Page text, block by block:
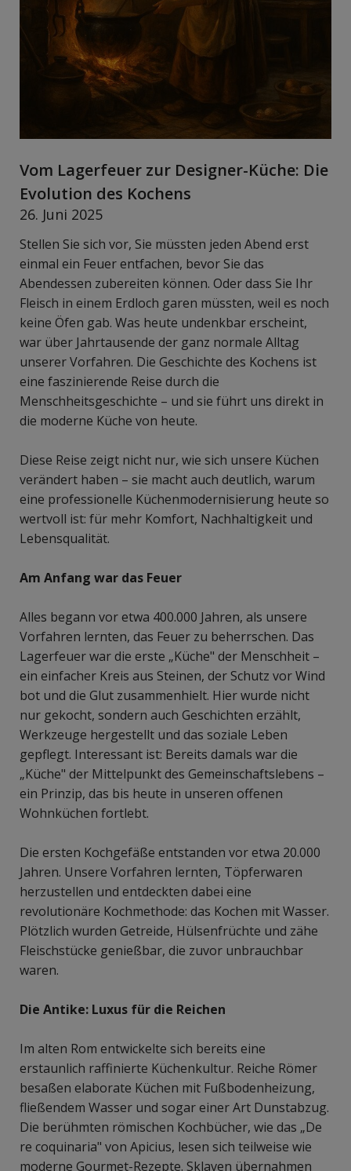
Vom Lagerfeuer zur Designer-Küche: Die
Evolution des Kochens
26. Juni 2025
Stellen Sie sich vor, Sie müssten jeden Abend erst
einmal ein Feuer entfachen, bevor Sie das
Abendessen zubereiten können. Oder dass Sie Ihr
Fleisch in einem Erdloch garen müssten, weil es noch
keine Öfen gab. Was heute undenkbar erscheint,
war über Jahrtausende der ganz normale Alltag
unserer Vorfahren. Die Geschichte des Kochens ist
eine faszinierende Reise durch die
Menschheitsgeschichte – und sie führt uns direkt in
die moderne Küche von heute.
Diese Reise zeigt nicht nur, wie sich unsere Küchen
verändert haben – sie macht auch deutlich, warum
eine professionelle Küchenmodernisierung heute so
wertvoll ist: für mehr Komfort, Nachhaltigkeit und
Lebensqualität.
Am Anfang war das Feuer
Alles begann vor etwa 400.000 Jahren, als unsere
Vorfahren lernten, das Feuer zu beherrschen. Das
Lagerfeuer war die erste „Küche" der Menschheit –
ein einfacher Kreis aus Steinen, der Schutz vor Wind
bot und die Glut zusammenhielt. Hier wurde nicht
nur gekocht, sondern auch Geschichten erzählt,
Werkzeuge hergestellt und das soziale Leben
gepflegt. Interessant ist: Bereits damals war die
„Küche" der Mittelpunkt des Gemeinschaftslebens –
ein Prinzip, das bis heute in unseren offenen
Wohnküchen fortlebt.
Die ersten Kochgefäße entstanden vor etwa 20.000
Jahren. Unsere Vorfahren lernten, Töpferwaren
herzustellen und entdeckten dabei eine
revolutionäre Kochmethode: das Kochen mit Wasser.
Plötzlich wurden Getreide, Hülsenfrüchte und zähe
Fleischstücke genießbar, die zuvor unbrauchbar
waren.
Die Antike: Luxus für die Reichen
Im alten Rom entwickelte sich bereits eine
erstaunlich raffinierte Küchenkultur. Reiche Römer
besaßen elaborate Küchen mit Fußbodenheizung,
fließendem Wasser und sogar einer Art Dunstabzug.
Die berühmten römischen Kochbücher, wie das „De
re coquinaria" von Apicius, lesen sich teilweise wie
moderne Gourmet-Rezepte. Sklaven übernahmen